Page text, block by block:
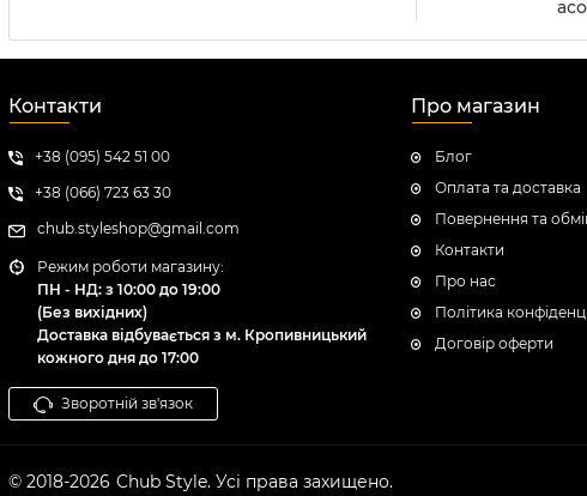
Контакти
+38 (095) 542 51 00
+38 (066) 723 63 30
chub.styleshop@gmail.com
Режим роботи магазину:
ПН - НД: з 10:00 до 19:00
(Без вихідних)
Доставка відбувається з м. Кропивницький
кожного дня до 17:00
Зворотній зв'язок
Про магазин
Блог
Оплата та доставка
Повернення та
Контакти
Про нас
Політика
Договір оферти
© 2018-2026 Chub Style. Усі права захищено.